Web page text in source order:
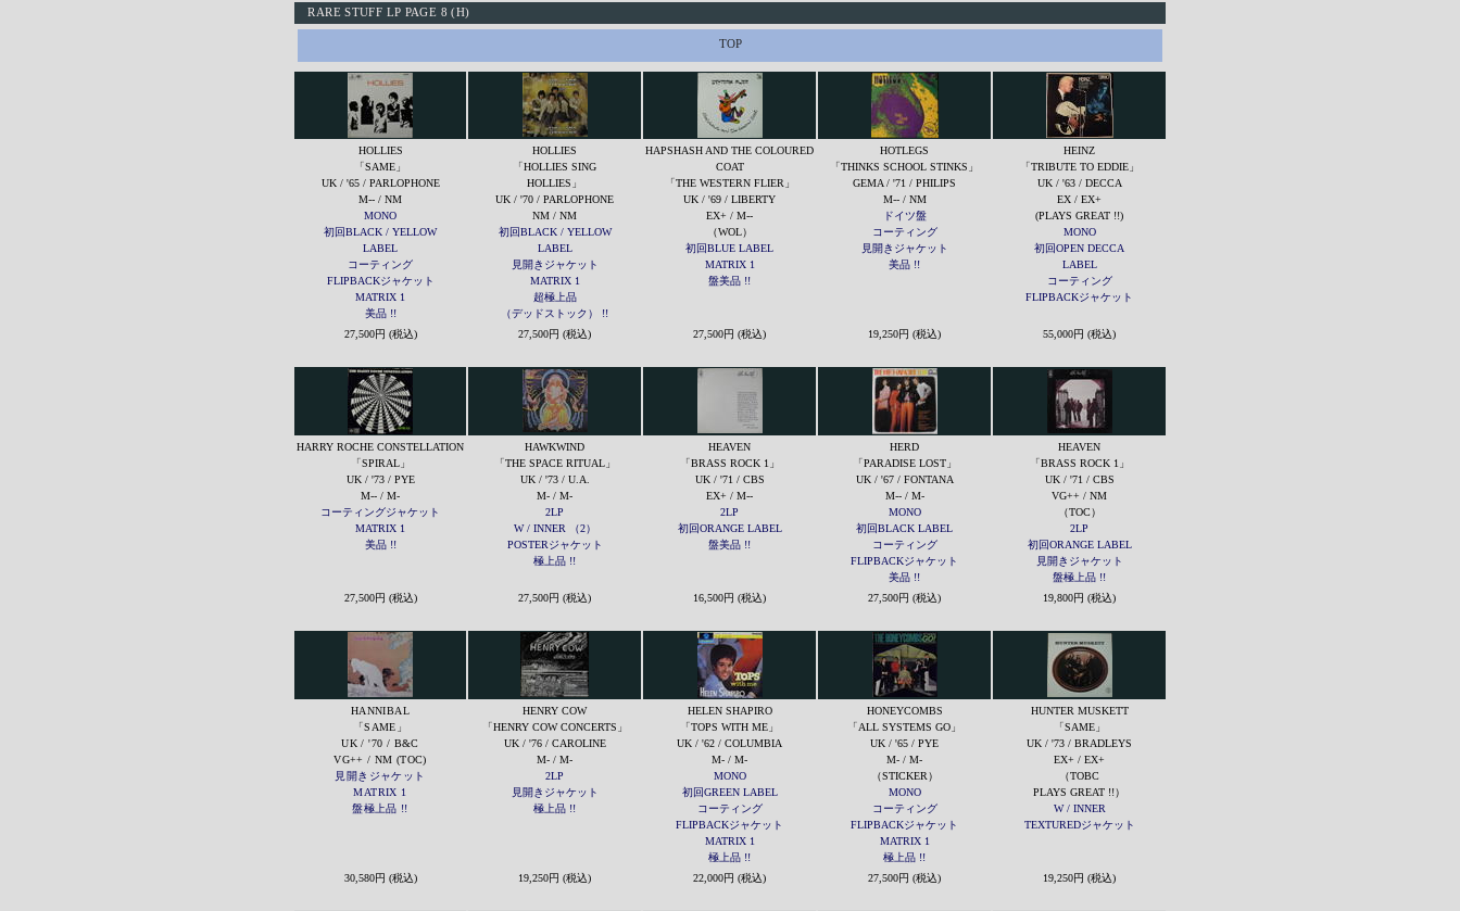
RARE STUFF LP PAGE 8 (H)
TOP
HOLLIES
「SAME」
UK / '65 / PARLOPHONE
M-- / NM
MONO
初回BLACK / YELLOW
LABEL
コーティング
FLIPBACKジャケット
MATRIX 1
美品 !!
HOLLIES
「HOLLIES SING
HOLLIES」
UK / '70 / PARLOPHONE
NM / NM
初回BLACK / YELLOW
LABEL
見開きジャケット
MATRIX 1
超極上品
（デッドストック） !!
HAPSHASH AND THE COLOURED
COAT
「THE WESTERN FLIER」
UK / '69 / LIBERTY
EX+ / M--
（WOL）
初回BLUE LABEL
MATRIX 1
盤美品 !!
HOTLEGS
「THINKS SCHOOL STINKS」
GEMA / '71 / PHILIPS
M-- / NM
ドイツ盤
コーティング
見開きジャケット
美品 !!
HEINZ
「TRIBUTE TO EDDIE」
UK / '63 / DECCA
EX / EX+
(PLAYS GREAT !!)
MONO
初回OPEN DECCA
LABEL
コーティング
FLIPBACKジャケット
27,500円 (税込) 27,500円 (税込) 27,500円 (税込) 19,250円 (税込) 55,000円 (税込)
HARRY ROCHE CONSTELLATION
「SPIRAL」
UK / '73 / PYE
M-- / M-
コーティングジャケット
MATRIX 1
美品 !!
HAWKWIND
「THE SPACE RITUAL」
UK / '73 / U.A.
M- / M-
2LP
W / INNER （2）
POSTERジャケット
極上品 !!
HEAVEN
「BRASS ROCK 1」
UK / '71 / CBS
EX+ / M--
2LP
初回ORANGE LABEL
盤美品 !!
HERD
「PARADISE LOST」
UK / '67 / FONTANA
M-- / M-
MONO
初回BLACK LABEL
コーティング
FLIPBACKジャケット
美品 !!
HEAVEN
「BRASS ROCK 1」
UK / '71 / CBS
VG++ / NM
（TOC）
2LP
初回ORANGE LABEL
見開きジャケット
盤極上品 !!
27,500円 (税込)
27,500円 (税込) 16,500円 (税込) 27,500円 (税込) 19,800円 (税込)
HANNIBAL
「SAME」
UK / '70 / B&C
VG++ / NM (TOC)
見開きジャケット
MATRIX 1
盤極上品 !!
HENRY COW
「HENRY COW CONCERTS」
UK / '76 / CAROLINE
M- / M-
2LP
見開きジャケット
極上品 !!
HELEN SHAPIRO
「TOPS WITH ME」
UK / '62 / COLUMBIA
M- / M-
MONO
初回GREEN LABEL
コーティング
FLIPBACKジャケット
MATRIX 1
極上品 !!
HONEYCOMBS
「ALL SYSTEMS GO」
UK / '65 / PYE
M- / M-
（STICKER）
MONO
コーティング
FLIPBACKジャケット
MATRIX 1
極上品 !!
HUNTER MUSKETT
「SAME」
UK / '73 / BRADLEYS
EX+ / EX+
（TOBC
PLAYS GREAT !!）
W / INNER
TEXTUREDジャケット
30,580円 (税込) 19,250円 (税込) 22,000円 (税込) 27,500円 (税込) 19,250円 (税込)